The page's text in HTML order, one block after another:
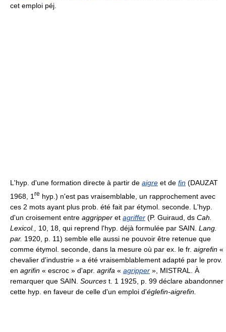
cet emploi péj.
L'hyp. d'une formation directe à partir de aigre et de fin (DAUZAT
1968, 1 re hyp.) n'est pas vraisemblable, un rapprochement avec
ces 2 mots ayant plus prob. été fait par étymol. seconde. L'hyp.
d'un croisement entre aggripper et agriffer (P. Guiraud, ds Cah.
Lexicol.,
10, 18, qui reprend l'hyp. déjà formulée par SAIN. Lang.
par. 1920, p. 11) semble elle aussi ne pouvoir être retenue que
comme étymol. seconde, dans la mesure où par ex. le fr. aigrefin «
chevalier d'industrie » a été vraisemblablement adapté par le prov.
en agrifin « escroc » d'apr. agrifa « agripper », MISTRAL. À
remarquer que SAIN. Sources t. 1 1925, p. 99 déclare abandonner
cette hyp. en faveur de celle d'un emploi d'églefin-aigrefin.